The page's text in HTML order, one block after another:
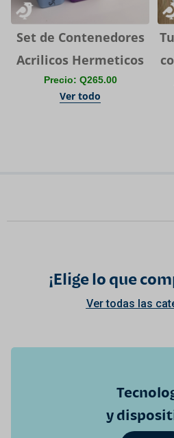
Set de Contenedores
Acrilicos Hermeticos
Precio: Q265.00
Ver todo
¡Elige lo que
Ver todas las
y